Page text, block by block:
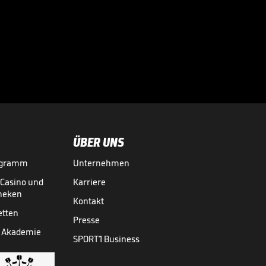
und
Akademie
ÜBER UNS
Unternehmen
Karriere
Kontakt
Presse
SPORT1 Business